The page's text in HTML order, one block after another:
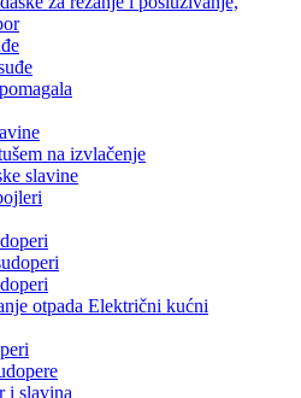
na izvlačenje
slavine
otpada Električni kućni
i slavina